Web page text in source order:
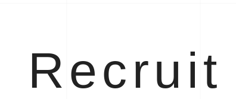
Recruit